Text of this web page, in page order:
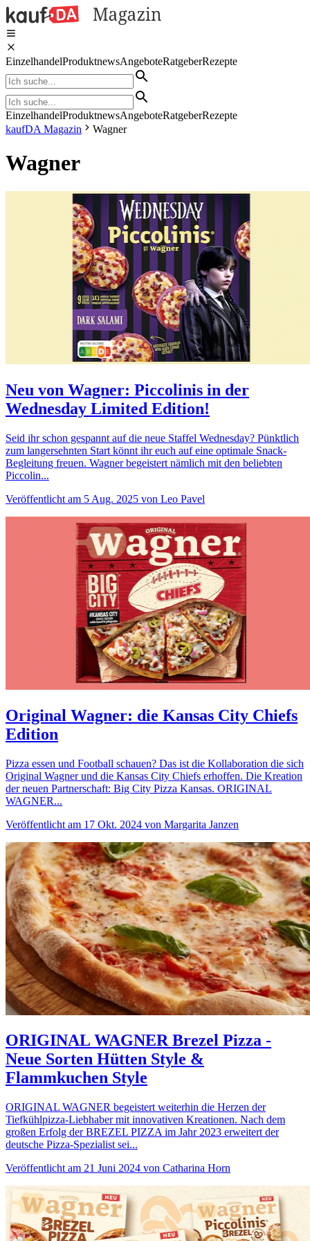
EinzelhandelProduktnewsAngeboteRatgeberRezepte
EinzelhandelProduktnewsAngeboteRatgeberRezepte
kaufDA Magazin
Wagner
Wagner
Neu von Wagner: Piccolinis in der
Wednesday Limited Edition!
Seid ihr schon gespannt auf die neue Staffel Wednesday? Pünktlich
zum langersehnten Start könnt ihr euch auf eine optimale Snack-
Begleitung freuen. Wagner begeistert nämlich mit den beliebten
Piccolin...
Veröffentlicht am 5 Aug. 2025 von Leo Pavel
Original Wagner: die Kansas City Chiefs
Edition
Pizza essen und Football schauen? Das ist die Kollaboration die sich
Original Wagner und die Kansas City Chiefs erhoffen. Die Kreation
der neuen Partnerschaft: Big City Pizza Kansas. ORIGINAL
WAGNER...
Veröffentlicht am 17 Okt. 2024 von Margarita Janzen
ORIGINAL WAGNER Brezel Pizza -
Neue Sorten Hütten Style &
Flammkuchen Style
ORIGINAL WAGNER begeistert weiterhin die Herzen der
Tiefkühlpizza-Liebhaber mit innovativen Kreationen. Nach dem
großen Erfolg der BREZEL PIZZA im Jahr 2023 erweitert der
deutsche Pizza-Spezialist sei...
Veröffentlicht am 21 Juni 2024 von Catharina Horn